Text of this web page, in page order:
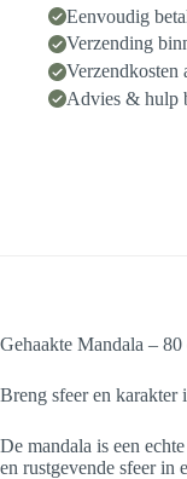
Eenvoudig
Verzending
Verzendkosten
Advies & hulp
Gehaakte Mandala – 80
Breng sfeer en karakter
De mandala is een
en rustgevende sfeer in